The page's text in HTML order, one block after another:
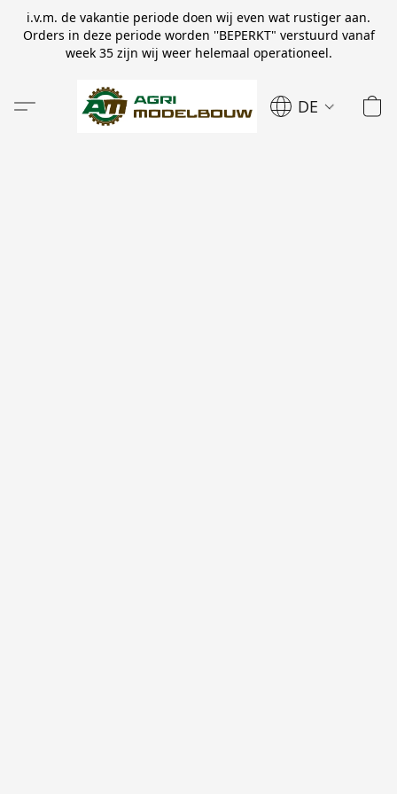
i.v.m. de vakantie periode doen wij even wat rustiger aan.
Orders in deze periode worden ''BEPERKT" verstuurd vanaf
week 35 zijn wij weer helemaal operationeel.
DE